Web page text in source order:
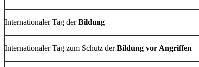
Internationaler Tag derBildung
Internationaler Tag zum Schutz derBildung vor Angriffen